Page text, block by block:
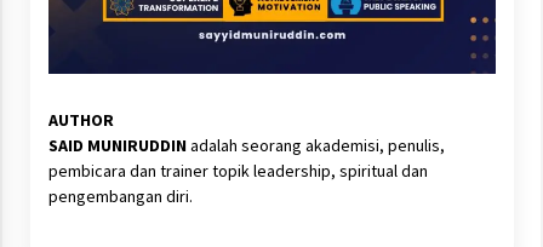
AUTHOR
SAID MUNIRUDDINadalah seorang akademisi, penulis,
pembicara dan trainer topik leadership, spiritual dan
pengembangan diri.